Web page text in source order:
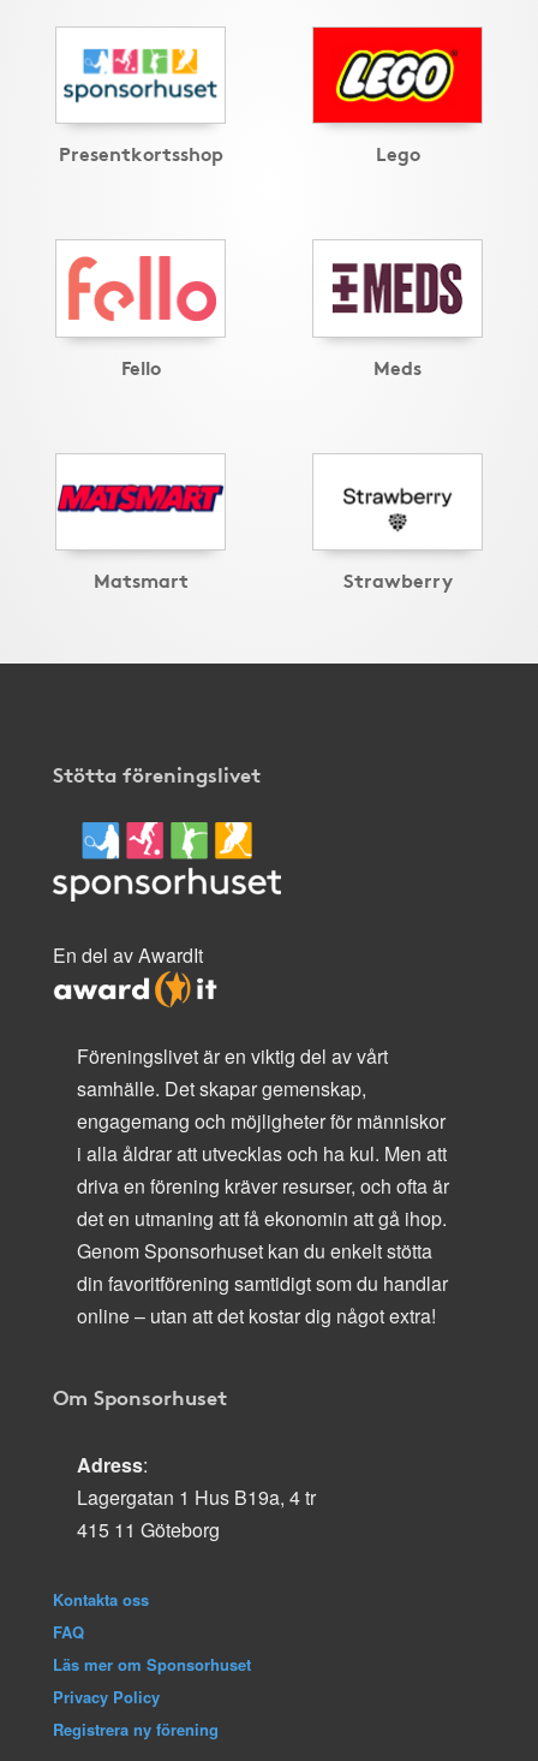
Presentkortsshop Lego
Fello Meds
Matsmart Strawberry
Stötta föreningslivet
En del av AwardIt
Föreningslivet är en viktig del av vårt
samhälle. Det skapar gemenskap,
engagemang och möjligheter för människor
i alla åldrar att utvecklas och ha kul. Men att
driva en förening kräver resurser, och ofta är
det en utmaning att få ekonomin att gå ihop.
Genom Sponsorhuset kan du enkelt stötta
din favoritförening samtidigt som du handlar
online – utan att det kostar dig något extra!
Om Sponsorhuset
Adress:
Lagergatan 1 Hus B19a, 4 tr
415 11 Göteborg
Kontakta oss
FAQ
Läs mer om Sponsorhuset
Privacy Policy
Registrera ny förening